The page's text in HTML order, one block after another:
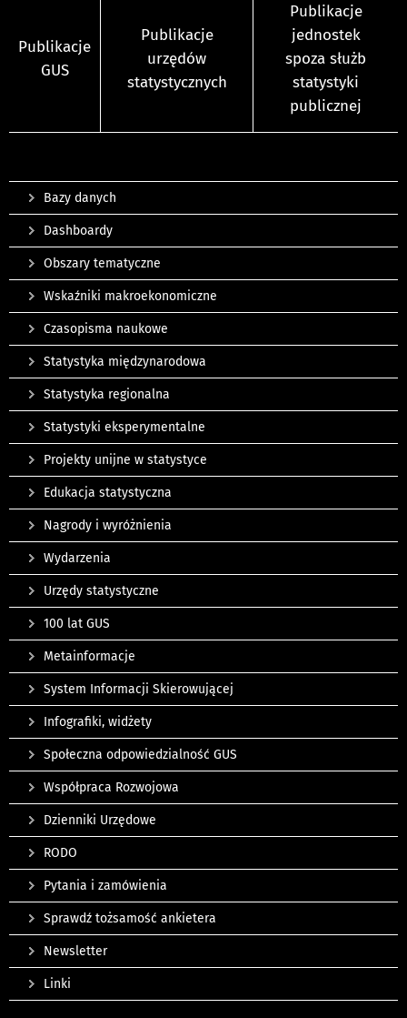
Publikacje
GUS
Publikacje
urzędów
statystycznych
Publikacje
jednostek
spoza służb
statystyki
publicznej
Bazy danych
Dashboardy
Obszary tematyczne
Wskaźniki makroekonomiczne
Czasopisma naukowe
Statystyka międzynarodowa
Statystyka regionalna
Statystyki eksperymentalne
Projekty unijne w statystyce
Edukacja statystyczna
Nagrody i wyróżnienia
Wydarzenia
Urzędy statystyczne
100 lat GUS
Metainformacje
System Informacji Skierowującej
Infografiki, widżety
Społeczna odpowiedzialność GUS
Współpraca Rozwojowa
Dzienniki Urzędowe
RODO
Pytania i zamówienia
Sprawdź tożsamość ankietera
Newsletter
Linki